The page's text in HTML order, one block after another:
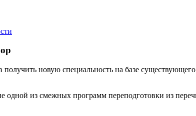
новую специальность на базе
из смежных программ переподготовки из